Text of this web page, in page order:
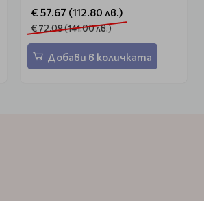
€ 57.67 (112.80 лв.)
€ 72.09 (141.00 лв.)
Добави в количката